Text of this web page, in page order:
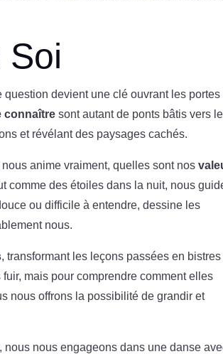
devient une clé ouvrant les portes
connaître sont autant de ponts bâtis vers
et révélant des paysages cachés.
anime vraiment, quelles sont nos
comme des étoiles dans la nuit, nous
ou difficile à entendre, dessine les
nous.
, transformant les leçons passées en bistres
fuir, mais pour comprendre comment elles
nous offrons la possibilité de grandir et
nous engageons dans une danse